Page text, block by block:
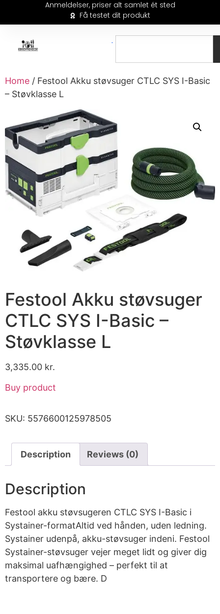
Anmeldelser, priser alt samlet ét sted
Få testet dit produkt
Home / Festool Akku støvsuger CTLC SYS I-Basic
– Støvklasse L
Festool Akku støvsuger
CTLC SYS I-Basic –
Støvklasse L
3,335.00 kr.
Buy product
SKU: 5576600125978505
Description Reviews (0)
Description
Festool akku støvsugeren CTLC SYS I-Basic i
Systainer-formatAltid ved hånden, uden ledning.
Systainer udenpå, akku-støvsuger indeni. Festool
Systainer-støvsuger vejer meget lidt og giver dig
maksimal uafhængighed – perfekt til at
transportere og bære. D